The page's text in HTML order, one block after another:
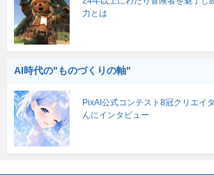
力とは
AI時代の"ものづくりの軸"
PixAI公式コンテスト8冠クリエイ
んにインタビュー